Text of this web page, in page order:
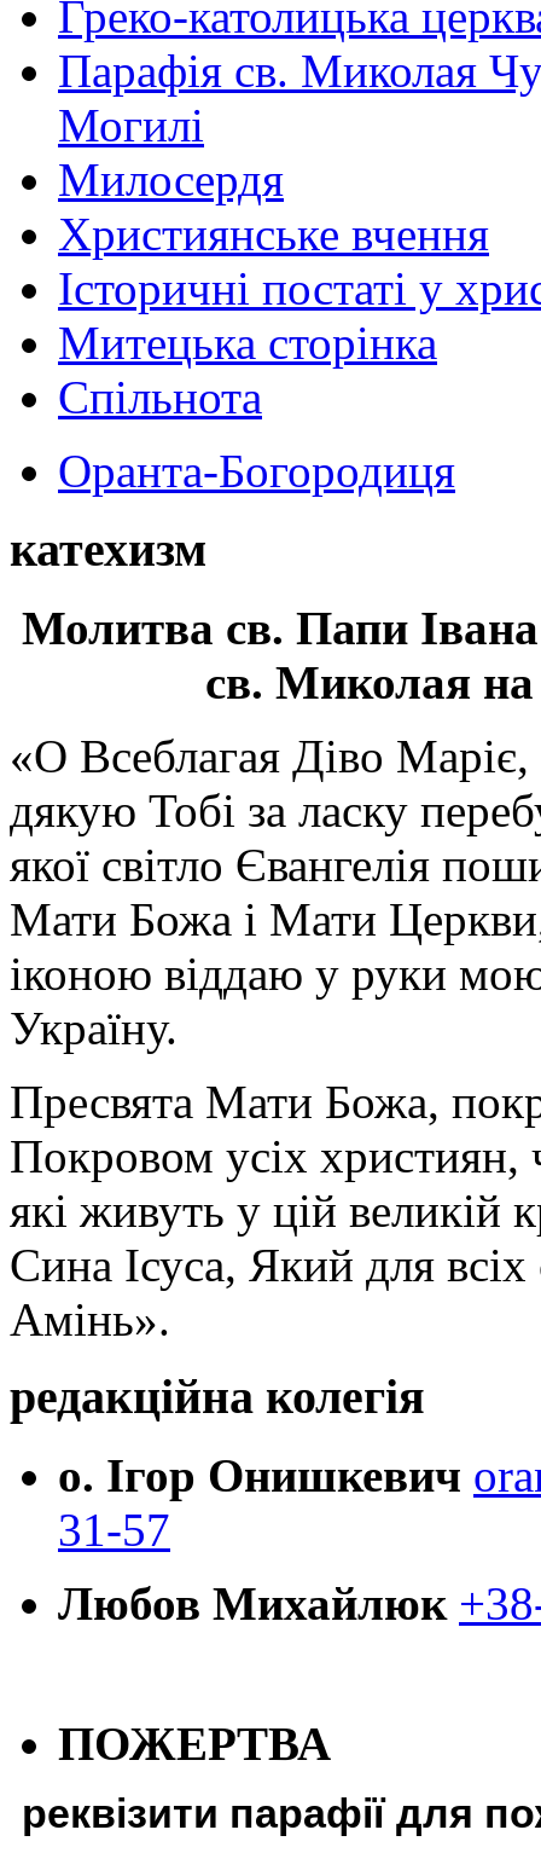
Греко-католицька
Парафія св. Миколая
Могилі
Милосердя
Християнське вчення
Історичні постаті у
Митецька сторінка
Спільнота
Оранта-Богородиця
катехизм
Молитва св. Папи
св. Миколая на
«О Всеблагая Діво
дякую Тобі за ласку
якої світло Євангелія
Мати Божа і Мати
іконою віддаю у руки
Україну.
Пресвята Мати Божа,
Покровом усіх християн,
які живуть у цій великій
Сина Ісуса, Який для
Амінь».
редакційна колегія
о. Ігор Онишкевич
31-57
Любов Михайлюк
ПОЖЕРТВА
реквізити парафії для